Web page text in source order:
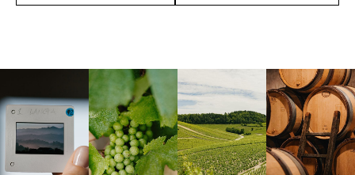
Langa, 1977 Borgogna,
Francia
Borgogna,
Francia
Instagram